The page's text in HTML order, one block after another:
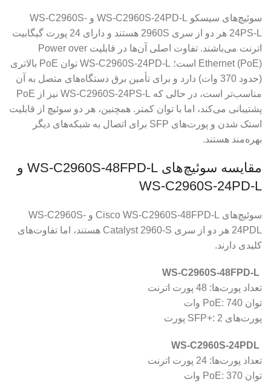
سوئیچ‌های سیسکو WS-C2960S-24PD-L و WS-C2960S-
24PS-L هر دو از سری 2960S هستند و دارای 24 پورت گیگابیت
اترنت می‌باشند. تفاوت اصلی آن‌ها در قابلیت Power over
Ethernet (PoE) است؛ WS-C2960S-24PD-L توان PoE بالاتری
(حدود 370 وات) دارد و برای تأمین برق دستگاه‌های متصل به آن
مناسب‌تر است، در حالی که WS-C2960S-24PS-L نیز از PoE
پشتیبانی می‌کند، اما با توان کمتر. همچنین، هر دو سوئیچ از قابلیت
استک شدن و پورت‌های SFP برای اتصال به شبکه‌های دیگر
بهره‌مند هستند.
مقایسه سوئیچ‌های WS-C2960S-48FPD-L و
WS-C2960S-24PD-L
سوئیچ‌های Cisco WS-C2960S-48FPD-L و WS-C2960S-
24PDL هر دو از سری Catalyst 2960-S هستند، اما تفاوت‌های
کلیدی دارند.
تعداد پورت‌ها: 48 پورت اترنت
توان PoE: 740 وات
پورت‌های SFP+: 2 پورت
تعداد پورت‌ها: 24 پورت اترنت
توان PoE: 370 وات